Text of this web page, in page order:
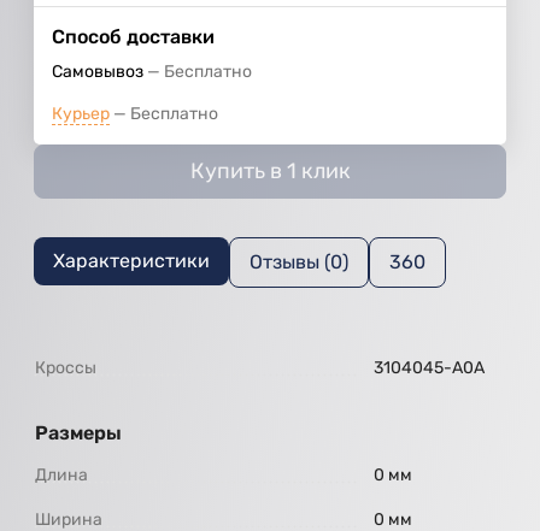
Способ доставки
Самовывоз Бесплатно
Курьер Бесплатно
Купить в 1 клик
Характеристики Отзывы (0) 360
Кроссы 3104045-А0А
Размеры
Длина 0 мм
Ширина 0 мм